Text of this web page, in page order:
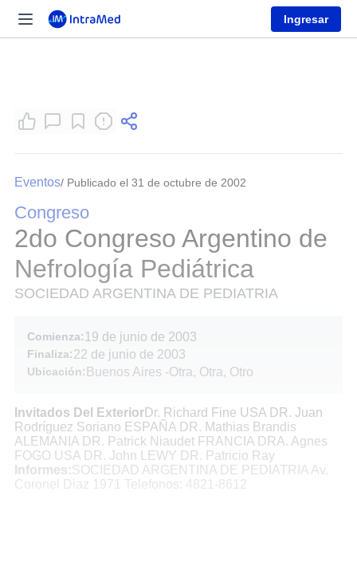
Ingresar
Eventos/ Publicado el 31 de octubre de 2002
Congreso
2do Congreso Argentino de
Nefrología Pediátrica
SOCIEDAD ARGENTINA DE PEDIATRIA
Comienza: 19 de junio de 2003
Finaliza:22 de junio de 2003
Ubicación: Buenos Aires -Otra, Otra, Otro
Invitados Del ExteriorDr. Richard Fine USA DR. Juan
Rodríguez Soriano ESPAÑA DR. Mathias Brandis
ALEMANIA DR. Patrick Niaudet FRANCIA DRA. Agnes
FOGO USA DR. John LEWY DR. Patricio Ray
Informes:SOCIEDAD ARGENTINA DE PEDIATRIA Av.
Coronel Diaz 1971 Telefonos: 4821-8612